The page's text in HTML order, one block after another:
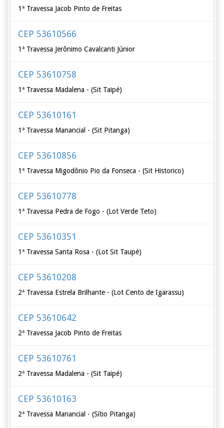
1ª Travessa Jacob Pinto de Freitas
CEP 53610566
1ª Travessa Jerônimo Cavalcanti Júnior
CEP 53610758
1ª Travessa Madalena - (Sit Taipé)
CEP 53610161
1ª Travessa Manancial - (Sit Pitanga)
CEP 53610856
1ª Travessa Migodônio Pio da Fonseca - (Sit Historico)
CEP 53610778
1ª Travessa Pedra de Fogo - (Lot Verde Teto)
CEP 53610351
1ª Travessa Santa Rosa - (Lot Sit Taupé)
CEP 53610208
2ª Travessa Estrela Brilhante - (Lot Cento de Igarassu)
CEP 53610642
2ª Travessa Jacob Pinto de Freitas
CEP 53610761
2ª Travessa Madalena - (Sit Taipé)
CEP 53610163
2ª Travessa Manancial - (Sítio Pitanga)